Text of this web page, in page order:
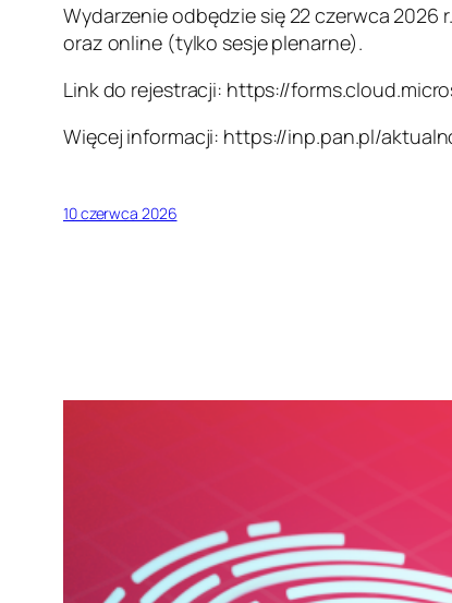
Wydarzenie odbędzie się 22 czerwca 2026
oraz online (tylko sesje plenarne).
Link do rejestracji: https://
Więcej informacji: https://inp.pan.pl/
10 czerwca 2026